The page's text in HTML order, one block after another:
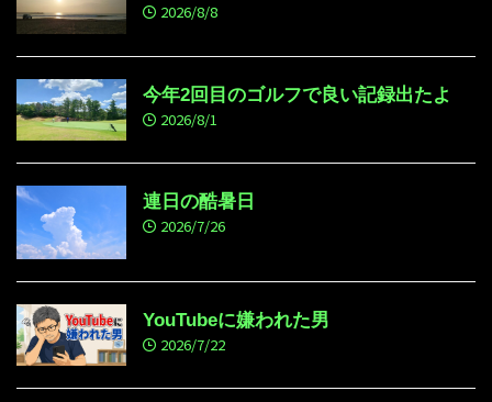
2026/8/8
今年2回目のゴルフで良い記録出たよ
2026/8/1
連日の酷暑日
2026/7/26
YouTubeに嫌われた男
2026/7/22